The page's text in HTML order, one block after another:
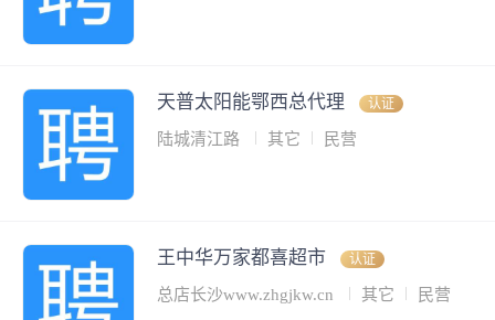
天普太阳能鄂西总代理 认证
陆城清江路 其它 民营
王中华万家都喜超市 认证
总店长沙www.zhgjkw.cn 其它 民营